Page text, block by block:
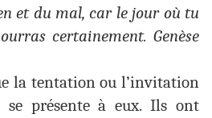
et du mal, car le jour où tu
certainement. Genèse
la tentation ou l’invitation
se présente à eux. Ils ont